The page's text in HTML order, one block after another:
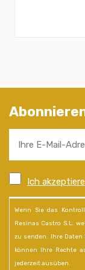
Ich
Wenn Sie das
Resinas Castro S.L.
zu senden. Ihre Daten
können Ihre Rechte
jederzeit ausüben.